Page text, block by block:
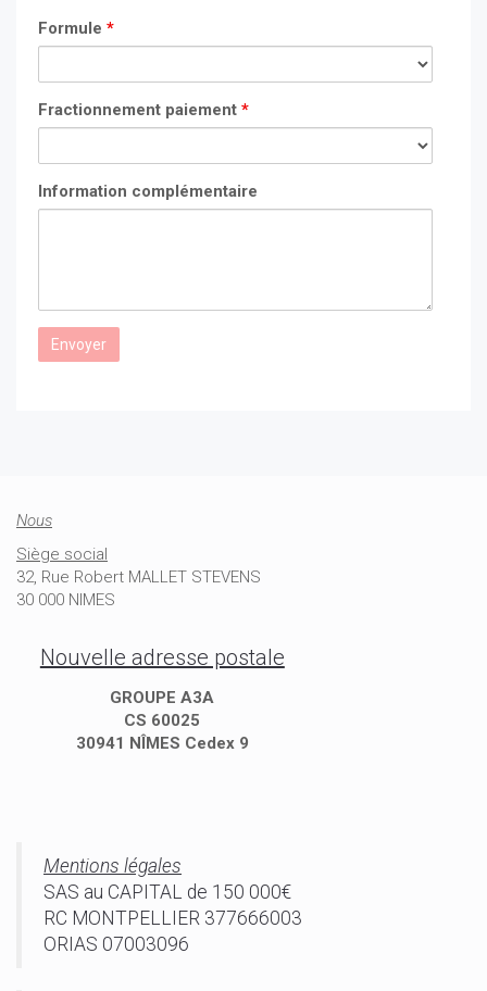
Formule *
Fractionnement paiement *
Information complémentaire
Nous
Siège social
32, Rue Robert MALLET STEVENS
30 000 NIMES
Nouvelle adresse postale
GROUPE A3A
CS 60025
30941 NÎMES Cedex 9
Mentions légales
SAS au CAPITAL de 150 000€
RC MONTPELLIER 377666003
ORIAS 07003096